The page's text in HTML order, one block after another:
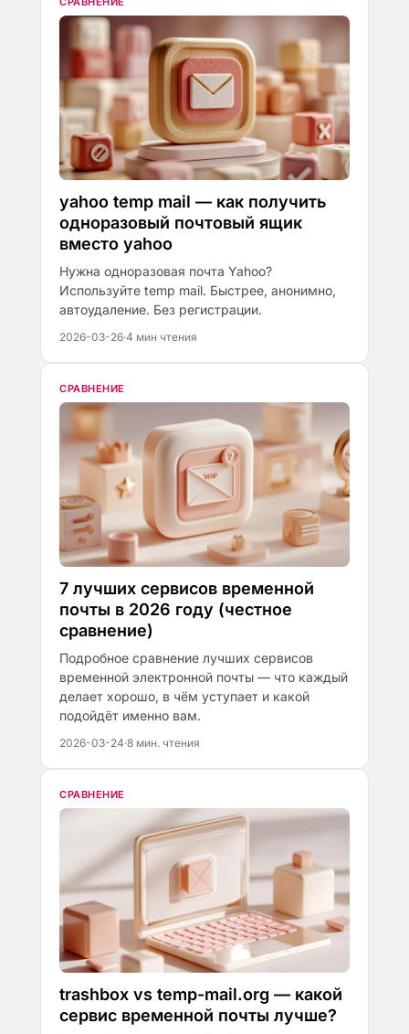
yahoo temp mail — как получить
одноразовый почтовый ящик
вместо yahoo
Нужна одноразовая почта Yahoo?
Используйте temp mail. Быстрее, анонимно,
автоудаление. Без регистрации.
2026-03-26·4 мин чтения
СРАВНЕНИЕ
7 лучших сервисов временной
почты в 2026 году (честное
сравнение)
Подробное сравнение лучших сервисов
временной электронной почты — что каждый
делает хорошо, в чём уступает и какой
подойдёт именно вам.
2026-03-24·8 мин. чтения
СРАВНЕНИЕ
trashbox vs temp-mail.org — какой
сервис временной почты лучше?